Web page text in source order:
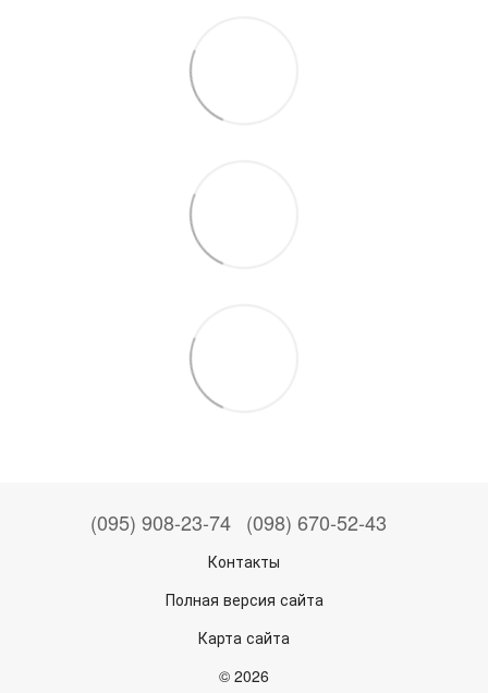
(095) 908-23-74 (098) 670-52-43
Контакты
Полная версия сайта
Карта сайта
© 2026